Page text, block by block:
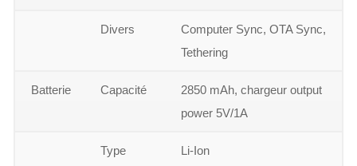
Divers
Computer Sync, OTA Sync,
Tethering
Batterie Capacité
2850 mAh, chargeur output
power 5V/1A
Type Li-Ion